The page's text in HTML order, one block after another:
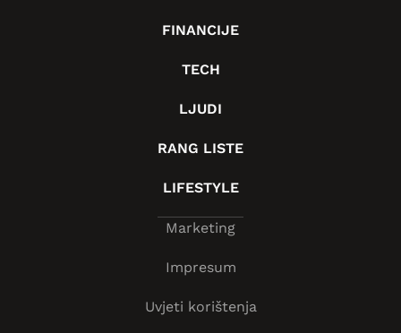
FINANCIJE
TECH
LJUDI
RANG LISTE
LIFESTYLE
Marketing
Impresum
Uvjeti korištenja